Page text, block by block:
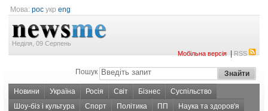
Мова: рос укр eng
Неділя, 09 Серпень
Мобільна версія|RSS
Пошук
Новини Україна Росія Світ Бізнес
Суспільство
Шоу-біз і культура
Спорт Політика ПП
Наука та здоров'я